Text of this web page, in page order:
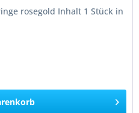
rosegold Inhalt 1 Stück in